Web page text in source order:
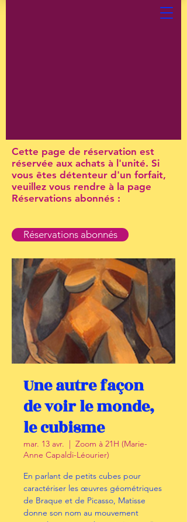
Cette page de réservation est
réservée aux achats à l'unité. Si
vous êtes détenteur d'un forfait,
veuillez vous rendre à la page
Réservations abonnés :
Réservations abonnés
Une autre façon
de voir le monde,
le cubisme
mar. 13 avr.
  |
Zoom à 21H (Marie-
Anne Capaldi-Léourier)
En parlant de petits cubes pour
caractériser les œuvres géométriques
de Braque et de Picasso, Matisse
donne son nom au mouvement